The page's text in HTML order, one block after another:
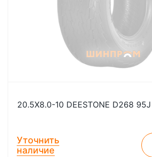
20.5X8.0-10 DEESTONE D268 95J
Уточнить
наличие